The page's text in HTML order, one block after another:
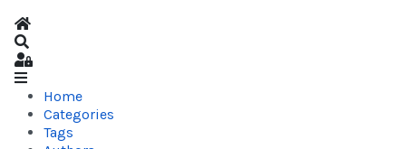
Home
Sign In
Home
Categories
Tags